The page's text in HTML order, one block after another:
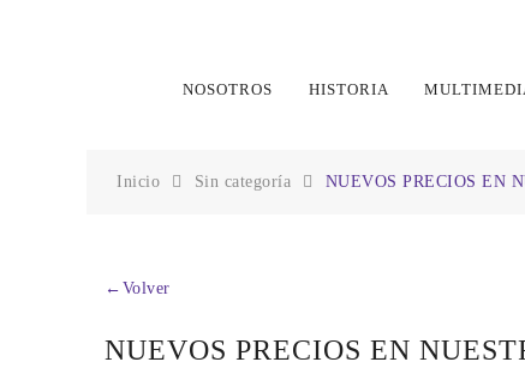
NOSOTROS HISTORIA
Inicio Sin categoría NUEVOS PRECIOS EN
←Volver
NUEVOS PRECIOS EN